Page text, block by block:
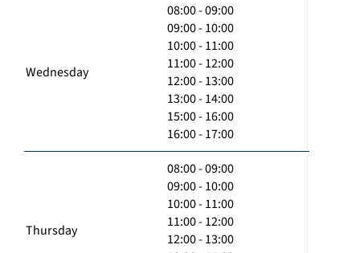
Wednesday
08:00 - 09:00
09:00 - 10:00
10:00 - 11:00
11:00 - 12:00
12:00 - 13:00
13:00 - 14:00
15:00 - 16:00
16:00 - 17:00
Thursday
08:00 - 09:00
09:00 - 10:00
10:00 - 11:00
11:00 - 12:00
12:00 - 13:00